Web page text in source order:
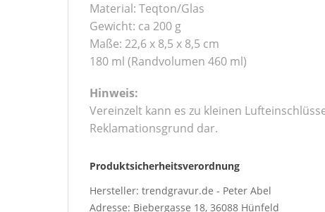
Material: Teqton/Glas
Gewicht: ca 200 g
Maße: 22,6 x 8,5 x 8,5 cm
180 ml (Randvolumen 460 ml)
Hinweis:
Vereinzelt kann es zu kleinen
Reklamationsgrund dar.
Produktsicherheitsverordnung
Hersteller: trendgravur.de - Peter Abel
Adresse: Biebergasse 18, 36088 Hünfeld